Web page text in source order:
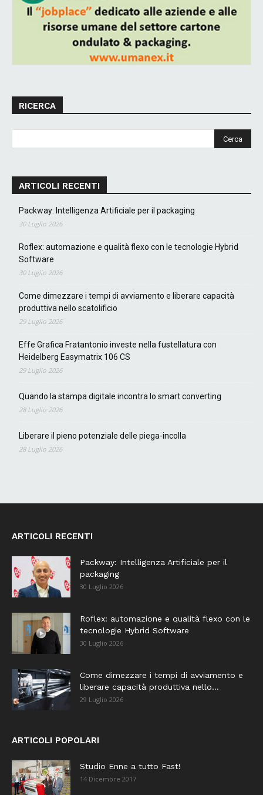
RICERCA
ARTICOLI RECENTI
Packway: Intelligenza Artificiale per il packaging
30 Luglio 2026
Roflex: automazione e qualità flexo con le tecnologie Hybrid
Software
30 Luglio 2026
Come dimezzare i tempi di avviamento e liberare capacità
produttiva nello scatolificio
29 Luglio 2026
Effe Grafica Fratantonio investe nella fustellatura con
Heidelberg Easymatrix 106 CS
29 Luglio 2026
Quando la stampa digitale incontra lo smart converting
28 Luglio 2026
Liberare il pieno potenziale delle piega-incolla
28 Luglio 2026
ARTICOLI RECENTI
Packway: Intelligenza Artificiale per il
packaging
30 Luglio 2026
Roflex: automazione e qualità flexo con le
tecnologie Hybrid Software
30 Luglio 2026
Come dimezzare i tempi di avviamento e
liberare capacità produttiva nello...
29 Luglio 2026
ARTICOLI POPOLARI
Studio Enne a tutto Fast!
14 Dicembre 2017